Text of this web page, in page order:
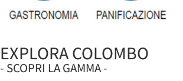
EXPLORA COLOMBO
- SCOPRI LA GAMMA -